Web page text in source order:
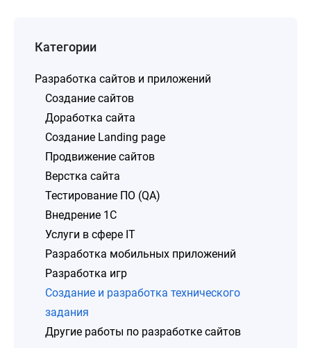
Категории
Разработка сайтов и приложений
Создание сайтов
Доработка сайта
Создание Landing page
Продвижение сайтов
Верстка сайта
Тестирование ПО (QA)
Внедрение 1C
Услуги в сфере IT
Разработка мобильных приложений
Разработка игр
Создание и разработка технического
задания
Другие работы по разработке сайтов